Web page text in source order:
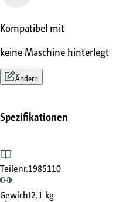
Kompatibel mit
keine Maschine hinterlegt
Ändern
Spezifikationen
Teilenr.1985110
Gewicht2.1 kg